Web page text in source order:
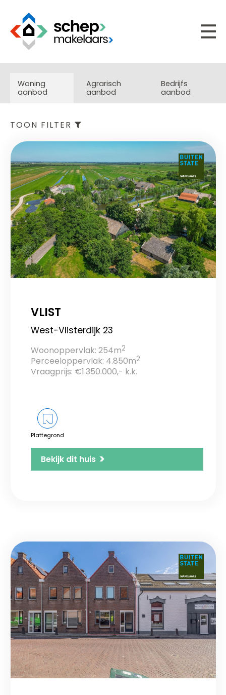
Woning
aanbod
Agrarisch
aanbod
Bedrijfs
aanbod
TOON FILTER
VLIST
West-Vlisterdijk 23
Woonoppervlak: 254m2
Perceeloppervlak: 4.850m2
Vraagprijs: €1.350.000,- k.k.
Plattegrond
Bekijk dit huis >